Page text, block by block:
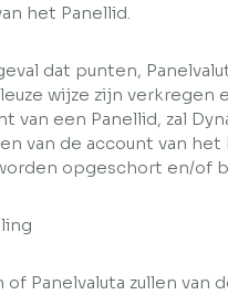
het Panellid.
dat punten,
wijze zijn verkregen
van een Panellid, zal
van de account van het
opgeschort en/of
of Panelvaluta zullen van